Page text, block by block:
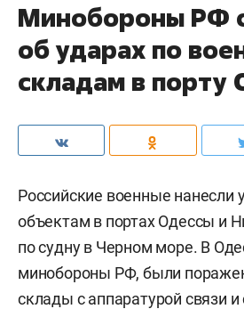
Минобороны РФ
об ударах по
складам в порту
Российские военные нанесли
объектам в портах Одессы и
по судну в Черном море. В
минобороны РФ, были
склады с аппаратурой связи